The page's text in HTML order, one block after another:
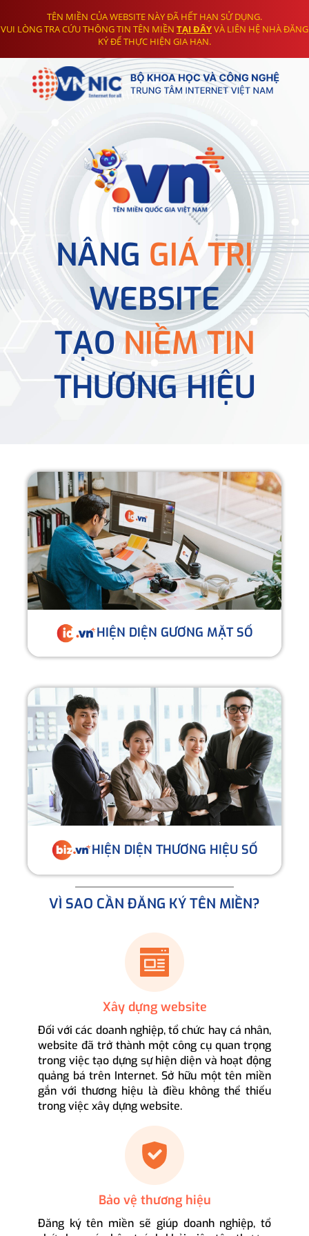
TÊN MIỀN CỦA WEBSITE NÀY ĐÃ HẾT HẠN SỬ DỤNG.
VUI LÒNG TRA CỨU THÔNG TIN TÊN MIỀN TẠI ĐÂYVÀ LIÊN HỆ NHÀ ĐĂNG
KÝ ĐỂ THỰC HIỆN GIA HẠN.
NÂNG GIÁ TRỊ
WEBSITE
TẠONIỀM TIN
THƯƠNG HIỆU
HIỆN DIỆN GƯƠNG MẶT SỐ
HIỆN DIỆN THƯƠNG HIỆU SỐ
VÌ SAO CẦN ĐĂNG KÝ TÊN MIỀN?
Xây dựng website
Đối với các doanh nghiệp, tổ chức hay cá nhân,
website đã trở thành một công cụ quan trọng
trong việc tạo dựng sự hiện diện và hoạt động
quảng bá trên Internet. Sở hữu một tên miền
gắn với thương hiệu là điều không thể thiếu
trong việc xây dựng website.
Bảo vệ thương hiệu
Đăng ký tên miền sẽ giúp doanh nghiệp, tổ